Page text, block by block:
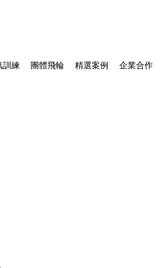
訓練 團體飛輪 精選案例 企業合作